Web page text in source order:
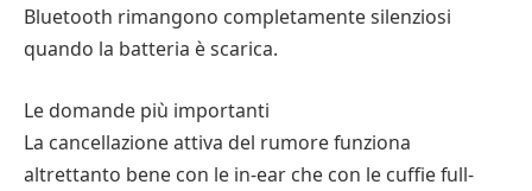
Bluetooth rimangono completamente silenziosi
quando la batteria è scarica.
Le domande più importanti
La cancellazione attiva del rumore funziona
altrettanto bene con le in-ear che con le cuffie full-